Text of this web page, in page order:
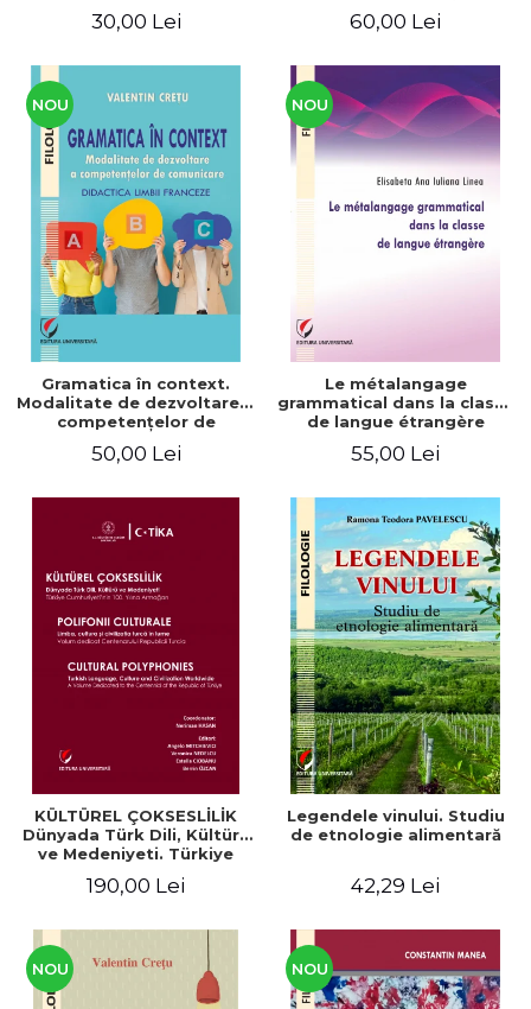
30,00 Lei
european / Communication
The state-citizen dialogue
in national and European
context
60,00 Lei
NOU
Gramatica în context.
Modalitate de dezvoltare a
competenţelor de
limbii franceze
50,00 Lei
NOU
Le métalangage
grammatical dans la classe
de langue étrangère
55,00 Lei
KÜLTÜREL ÇOKSESLİLİK
Dünyada Türk Dili, Kültürü
ve Medeniyeti. Türkiye
Armağan/ POLIFONII
și civilizația turcă în lume.
Centenarului
190,00 Lei
Legendele vinului. Studiu
de etnologie alimentară
42,29 Lei
NOU NOU